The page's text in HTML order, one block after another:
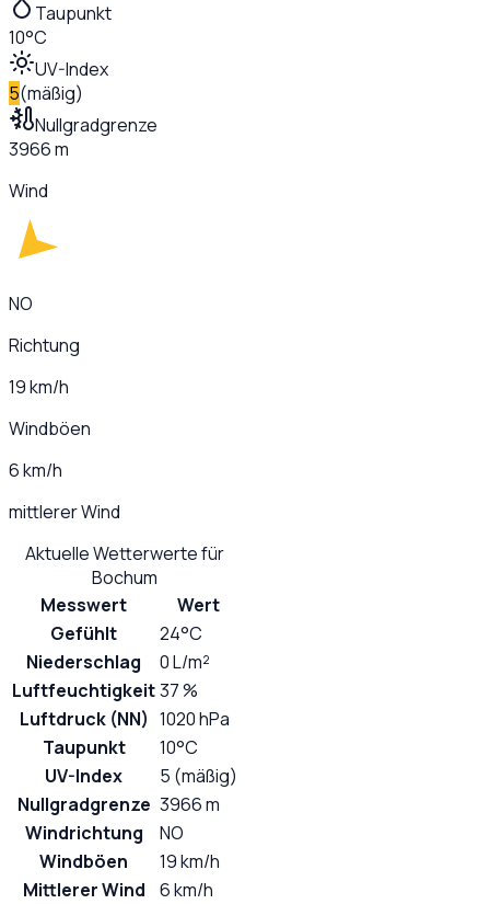
Taupunkt
10°C
UV-Index
5(mäßig)
Nullgradgrenze
3966 m
Wind
NO
Richtung
19 km/h
Windböen
6 km/h
mittlerer Wind
Aktuelle Wetterwerte für
Bochum
Messwert
Wert
Gefühlt
24°C
Niederschlag
0 L/m²
Luftfeuchtigkeit37 %
Luftdruck (NN) 1020 hPa
Taupunkt
10°C
UV-Index
5 (mäßig)
Nullgradgrenze 3966 m
Windrichtung
NO
Windböen
19 km/h
Mittlerer Wind
6 km/h